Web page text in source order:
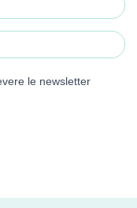
le newsletter